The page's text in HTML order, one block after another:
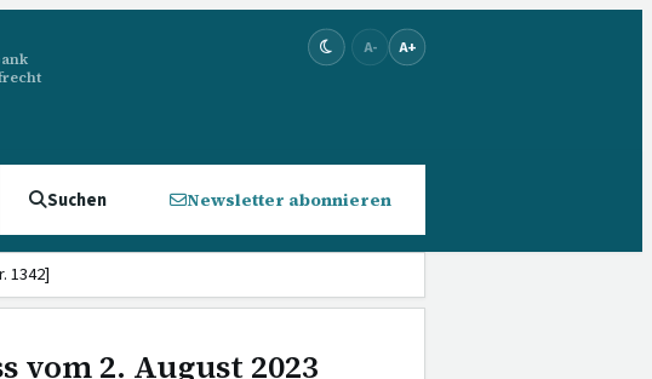
A- A+
Suchen Newsletter abonnieren
1342]
vom 2. August 2023